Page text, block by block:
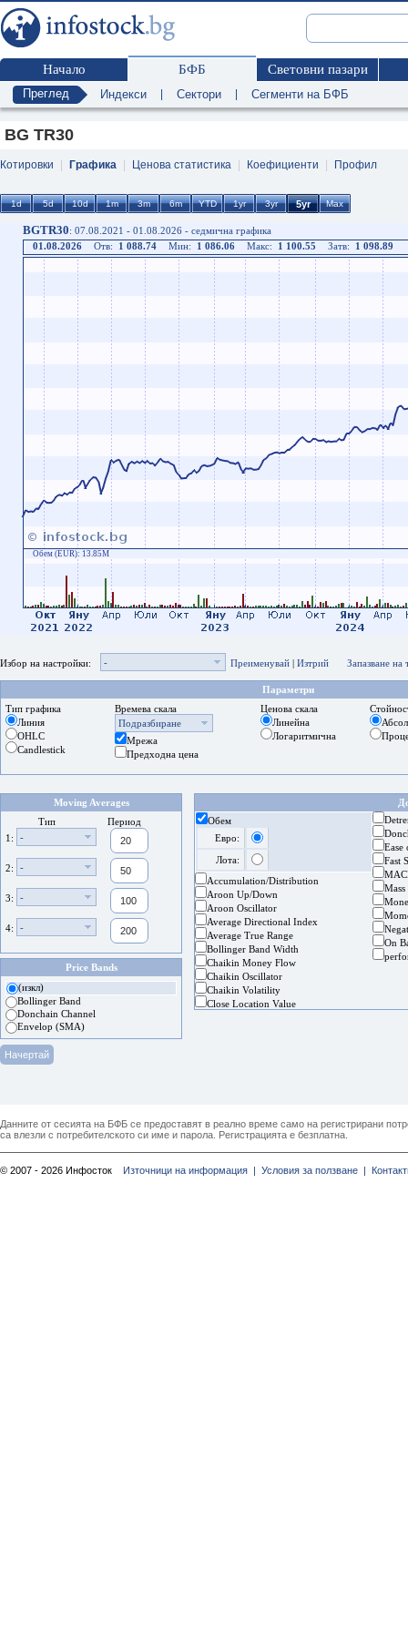
Начало БФБ Световни пазари
Преглед Индекси Сектори Сегменти на БФБ
BG TR30
Котировки Графика Ценова статистика Коефициенти Профил
BGTR30: 07.08.2021 - 01.08.2026 - седмична графика
01.08.2026
Отв: 1 088.74 Мин: 1 086.06 Макс: 1 100.55 Затв: 1 098.89
Обем (EUR): 13.85M
Избор на настройки: - Преименувай | Изтрий Запазване на
Параметри
Тип графика
Линия
OHLC
Candlestick
Времева скала
Подразбиране
Мрежа
Предходна цена
Ценова скала
Линейна
Логаритмична
Moving Averages
Тип
Период
1:
-
2: -
3: -
4: -
Price Bands
(изкл)
Bollinger Band
Donchain Channel
Envelop (SMA)
Обем
Евро:
Лота:
Accumulation/Distribution
Aroon Up/Down
Aroon Oscillator
Average Directional Index
Average True Range
Bollinger Band Width
Chaikin Money Flow
Chaikin Oscillator
Chaikin Volatility
Close Location Value
Ease
Fast
On
Данните от сесията на БФБ се предоставят в реално време само на регистрирани
са влезли с потребителското си име и парола. Регистрацията е безплатна.
© 2007 - 2026 Инфосток Източници на информация | Условия за ползване |